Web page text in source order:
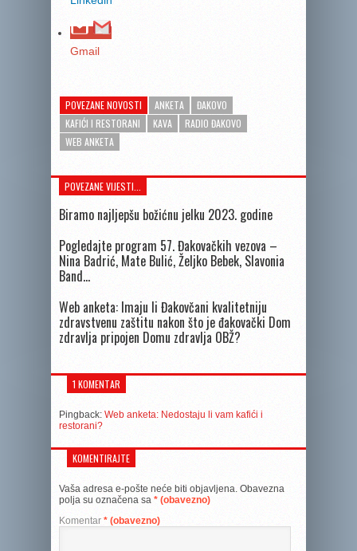
Gmail
POVEZANE NOVOSTI ANKETA
ĐAKOVO
KAFIĆI I RESTORANI
KAVA
RADIO ĐAKOVO
WEB ANKETA
POVEZANE VIJESTI...
Biramo najljepšu božićnu jelku 2023. godine
Pogledajte program 57. Đakovačkih vezova –
Nina Badrić, Mate Bulić, Željko Bebek, Slavonia
Band…
Web anketa: Imaju li Đakovčani kvalitetniju
zdravstvenu zaštitu nakon što je đakovački Dom
zdravlja pripojen Domu zdravlja OBŽ?
1 KOMENTAR
Pingback: Web anketa: Nedostaju li vam kafići i
restorani?
KOMENTIRAJTE
Vaša adresa e-pošte neće biti objavljena. Obavezna
polja su označena sa * (obavezno)
Komentar * (obavezno)